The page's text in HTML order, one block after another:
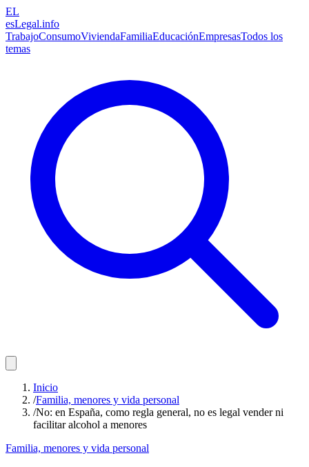
EL
esLegal.info
TrabajoConsumoViviendaFamiliaEducaciónEmpresasTodos los
temas
Inicio
/Familia, menores y vida personal
/No: en España, como regla general, no es legal vender ni
facilitar alcohol a menores
Familia, menores y vida personal